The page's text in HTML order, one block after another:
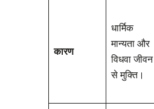
कारण
धार्मिक
मान्यता और
विधवा जीवन
से मुक्ति।